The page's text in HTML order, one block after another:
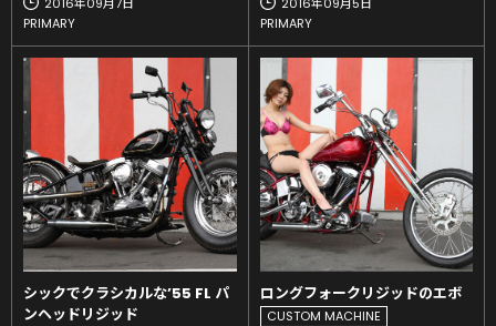
PRIMARY
PRIMARY
シックでクラシカルな’55 FL パ
ンヘッドリジッド
ロングフォークリジッドのエボ
CUSTOM MACHINE